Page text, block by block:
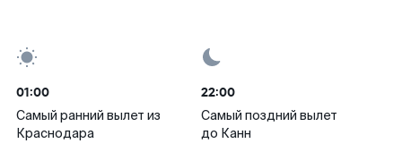
01:00
Самый ранний вылет из
Краснодара
22:00
Самый поздний вылет
до Канн